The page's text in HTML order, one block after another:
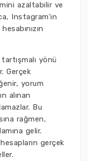
azaltabilir ve
Instagram'ın
yönü
Gerçek
yorum
alınan
Bu
rağmen,
gelir.
gerçek